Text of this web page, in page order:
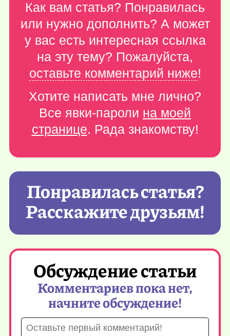
Как вам статья? Понравилась
или нужно дополнить? А может
у вас есть интересная ссылка
на эту тему? Пожалуйста,
оставьте комментарий ниже!
Хотите написать мне лично?
Все явки-пароли на моей
странице. Рада знакомству!
Понравилась статья?
Расскажите друзьям!
Обсуждение статьи
Комментариев пока нет,
начните обсуждение!